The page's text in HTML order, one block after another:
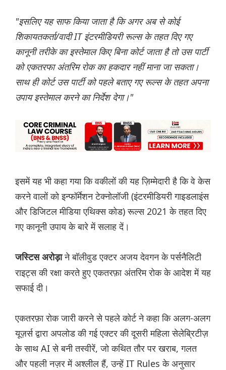
"इसलिए यह साफ किया जाता है कि अगर अब से कोई
शिकायतकर्ता/वादी IT इंटरमीडियरी रूल्स के तहत दिए गए
कानूनी तरीके का इस्तेमाल किए बिना कोर्ट जाता है तो उस पार्टी
को एकतरफा अंतरिम रोक का हकदार नहीं माना जा सकता।
साथ ही कोर्ट उस पार्टी को पहले बताए गए रूल्स के तहत अपना
उपाय इस्तेमाल करने का निर्देश देगा।"
इसमें यह भी कहा गया कि वकीलों की यह ज़िम्मेदारी है कि वे केस
करने वालों को इन्फॉर्मेशन टेक्नोलॉजी (इंटरमीडियरी गाइडलाइंस
और डिजिटल मीडिया एथिक्स कोड) रूल्स 2021 के तहत दिए
गए कानूनी उपाय के बारे में सलाह दें।
जस्टिस अरोड़ाने बॉलीवुड एक्टर अजय देवगन के पर्सनैलिटी
राइट्स की रक्षा करते हुए एकतरफ़ा अंतरिम रोक के आदेश में यह
सफाई दी।
एकतरफ़ा रोक जारी करने से पहले कोर्ट ने कहा कि अलग-अलग
यूज़र्स द्वारा अपलोड की गई एक्टर की दूसरी महिला सेलेब्रिटीज़
के साथ AI से बनी तस्वीरें, जो कथित तौर पर खराब, गलत
और पहली नज़र में अश्लील हैं, उन्हें IT Rules के अनुसार